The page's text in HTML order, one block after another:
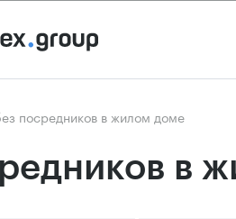
посредников в жилом доме
в